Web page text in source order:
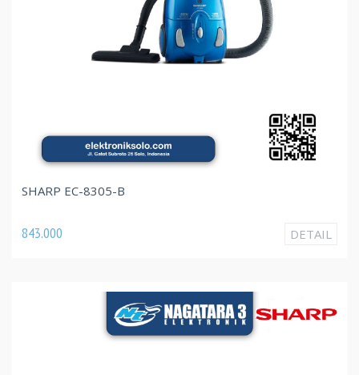
SHARP EC-8305-B
843.000 DETAIL